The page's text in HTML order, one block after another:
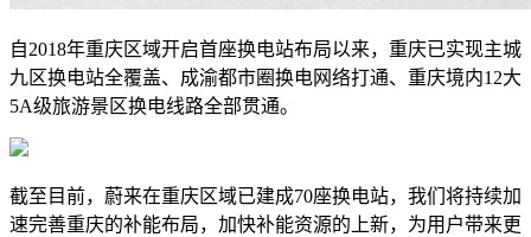
自2018年重庆区域开启首座换电站布局以来，重庆已实现主城
九区换电站全覆盖、成渝都市圈换电网络打通、重庆境内12大
5A级旅游景区换电线路全部贯通。
截至目前，蔚来在重庆区域已建成70座换电站，我们将持续加
速完善重庆的补能布局，加快补能资源的上新，为用户带来更